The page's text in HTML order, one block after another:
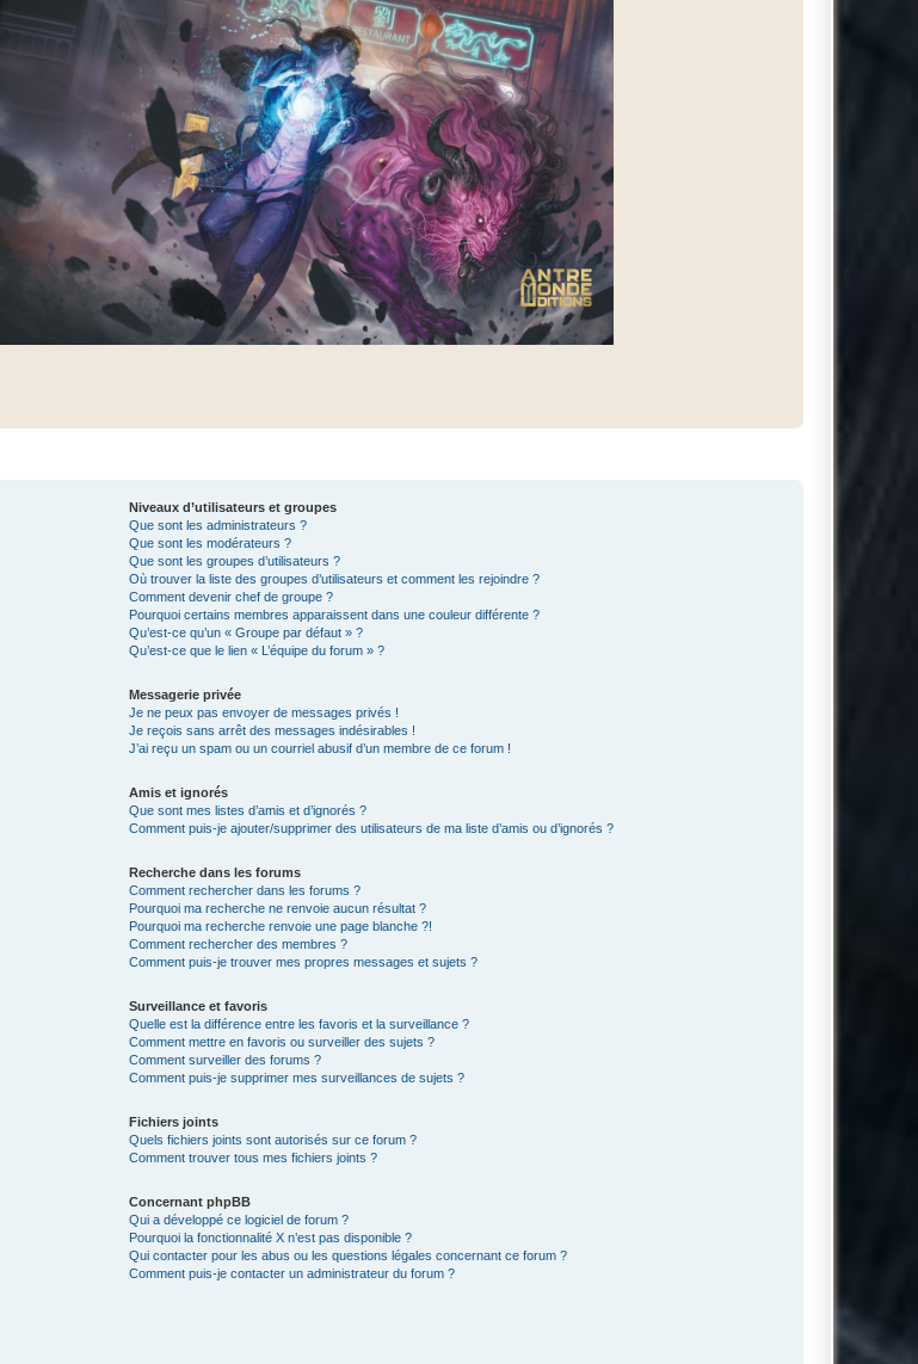
Niveaux d’utilisateurs et groupes
Que sont les administrateurs ?
Que sont les modérateurs ?
Que sont les groupes d’utilisateurs ?
Où trouver la liste des groupes d’utilisateurs et comment les rejoindre ?
Comment devenir chef de groupe ?
Pourquoi certains membres apparaissent dans une couleur différente ?
Qu’est-ce qu’un « Groupe par défaut » ?
Qu’est-ce que le lien « L’équipe du forum » ?
Messagerie privée
Je ne peux pas envoyer de messages privés !
Je reçois sans arrêt des messages indésirables !
J’ai reçu un spam ou un courriel abusif d’un membre de ce forum !
Amis et ignorés
Que sont mes listes d’amis et d’ignorés ?
Comment puis-je ajouter/supprimer des utilisateurs de ma liste d’amis ou d’ignorés ?
Recherche dans les forums
Comment rechercher dans les forums ?
Pourquoi ma recherche ne renvoie aucun résultat ?
Pourquoi ma recherche renvoie une page blanche ?!
Comment rechercher des membres ?
Comment puis-je trouver mes propres messages et sujets ?
Surveillance et favoris
Quelle est la différence entre les favoris et la surveillance ?
Comment mettre en favoris ou surveiller des sujets ?
Comment surveiller des forums ?
Comment puis-je supprimer mes surveillances de sujets ?
Fichiers joints
Quels fichiers joints sont autorisés sur ce forum ?
Comment trouver tous mes fichiers joints ?
Concernant phpBB
Qui a développé ce logiciel de forum ?
Pourquoi la fonctionnalité X n’est pas disponible ?
Qui contacter pour les abus ou les questions légales concernant ce forum ?
Comment puis-je contacter un administrateur du forum ?